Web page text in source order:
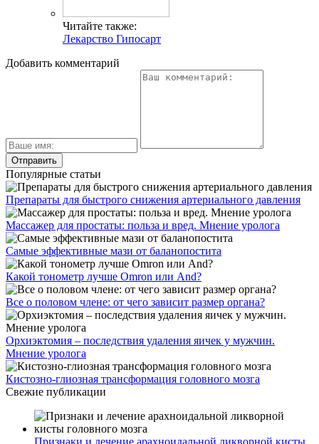
Читайте также:
Лекарство Гипосарт
Добавить комментарий
Популярные статьи
Препараты для быстрого снижения артериального давления
Массажер для простаты: польза и вред. Мнение уролога
Самые эффективные мази от баланопостита
Какой тонометр лучше Omron или And?
Все о половом члене: от чего зависит размер органа?
Орхиэктомия – последствия удаления яичек у мужчин.
Мнение уролога
Кистозно-глиозная трансформация головного мозга
Свежие публикации